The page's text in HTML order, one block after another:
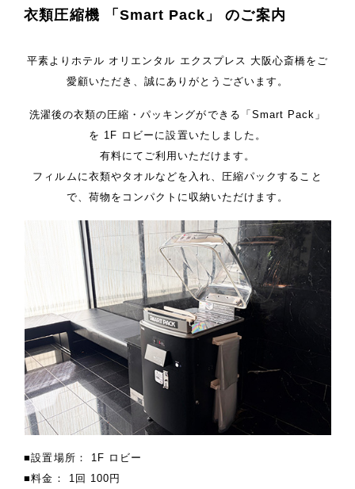
ペ
ジ
置
衣類圧縮機 「Smart Pack」 のご案内
平素よりホテル オリエンタル エクスプレス 大阪心斎橋をご
愛顧いただき、誠にありがとうございます。
洗濯後の衣類の圧縮・パッキングができる「Smart Pack」
を 1F ロビーに設置いたしました。
有料にてご利用いただけます。
フィルムに衣類やタオルなどを入れ、圧縮パックすること
で、荷物をコンパクトに収納いただけます。
■設置場所： 1F ロビー
■料金： 1回 100円